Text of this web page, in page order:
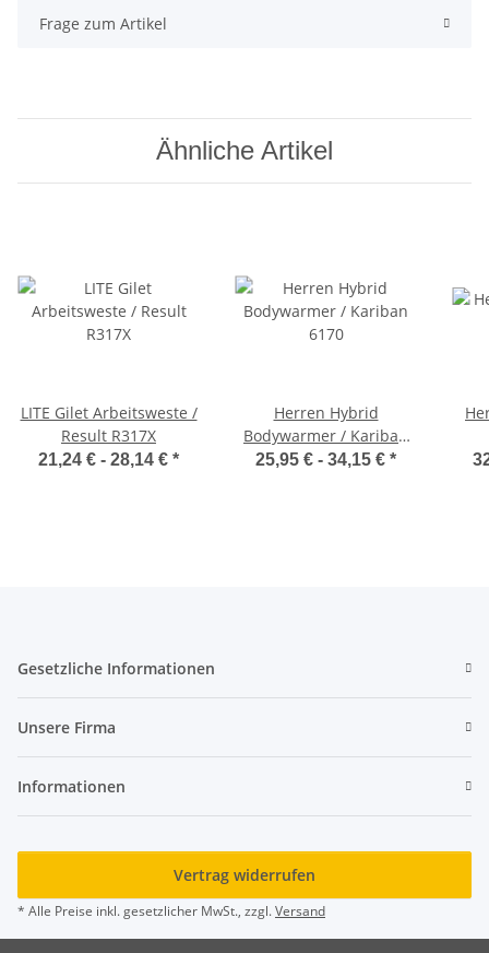
Frage zum Artikel
Ähnliche Artikel
LITE Gilet Arbeitsweste /
Result R317X
21,24 € - 28,14 € *
Herren Hybrid
Bodywarmer / Kariban
6170
25,95 € - 34,15 € *
Gesetzliche Informationen
Unsere Firma
Informationen
Vertrag widerrufen
* Alle Preise inkl. gesetzlicher MwSt., zzgl.Versand